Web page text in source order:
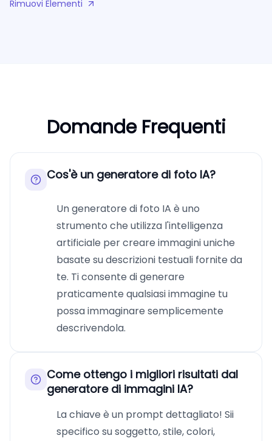
Rimuovi Elementi
Domande Frequenti
Cos'è un generatore di foto IA?
Un generatore di foto IA è uno
strumento che utilizza l'intelligenza
artificiale per creare immagini uniche
basate su descrizioni testuali fornite da
te. Ti consente di generare
praticamente qualsiasi immagine tu
possa immaginare semplicemente
descrivendola.
Come ottengo i migliori risultati dal
generatore di immagini IA?
La chiave è un prompt dettagliato! Sii
specifico su soggetto, stile, colori,